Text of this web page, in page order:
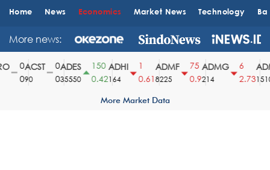
Home News Economics Market News Technology
More news:
ACST
90
ADES
35550
150
0.42
ADHI
164
0.61
ADMF
8225
75
0.9
ADMG
214
2.731510
More Market Data